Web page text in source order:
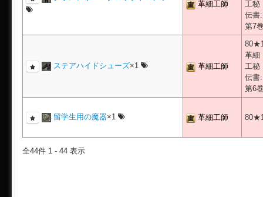
革細工師
工秘
伝書:
第7
ステアハイドシューズ×1 革細工師
革細
工秘
伝書:
第6
留学生用の魔器×1 革細工師
全44件 1 - 44 表示